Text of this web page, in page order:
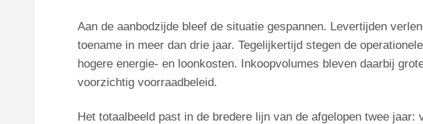
Aan de aanbodzijde bleef de situatie gespannen. Levertijden
toename in meer dan drie jaar. Tegelijkertijd stegen de
hogere energie- en loonkosten. Inkoopvolumes bleven daarbij
voorzichtig voorraadbeleid.
Het totaalbeeld past in de bredere lijn van de afgelopen twee